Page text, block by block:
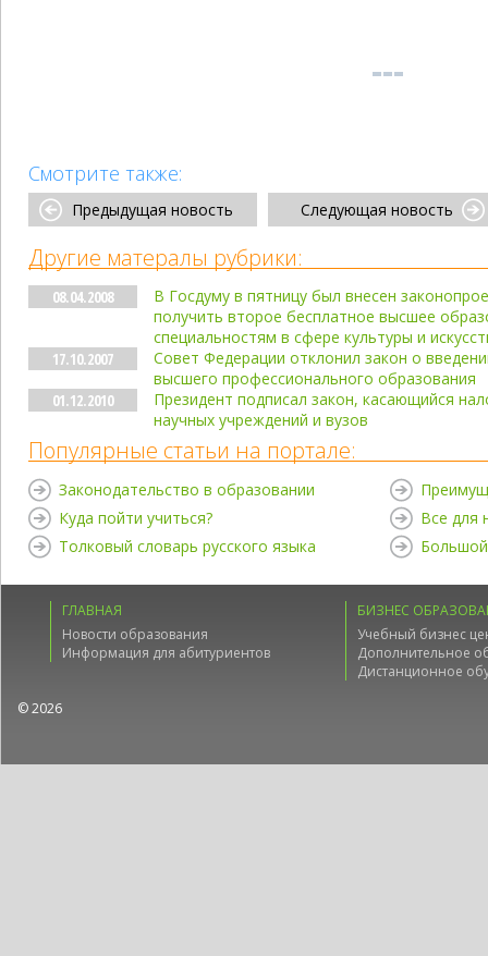
Смотрите также:
Предыдущая новость Следующая новость
Другие матералы рубрики:
08.04.2008
В Госдуму в пятницу был внесен
получить второе бесплатное высшее
специальностям в сфере культуры и
17.10.2007
Совет Федерации отклонил закон о
высшего профессионального образования
01.12.2010
Президент подписал закон, касающийся
научных учреждений и вузов
Популярные статьи на портале:
Законодательство в образовании
Куда пойти учиться?
Толковый словарь русского языка
Все для
Большой
ГЛАВНАЯ
Новости образования
Информация для абитуриентов
БИЗНЕС
Учебный бизнес
Дополнительное
Дистанционное
© 2026